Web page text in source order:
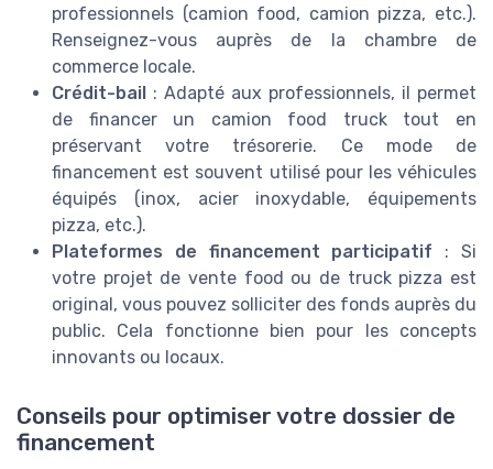
professionnels (camion food, camion pizza, etc.).
Renseignez-vous auprès de la chambre de
commerce locale.
Crédit-bail : Adapté aux professionnels, il permet
de financer un camion food truck tout en
préservant votre trésorerie. Ce mode de
financement est souvent utilisé pour les véhicules
équipés (inox, acier inoxydable, équipements
pizza, etc.).
Plateformes de financement participatif : Si
votre projet de vente food ou de truck pizza est
original, vous pouvez solliciter des fonds auprès du
public. Cela fonctionne bien pour les concepts
innovants ou locaux.
Conseils pour optimiser votre dossier de
financement